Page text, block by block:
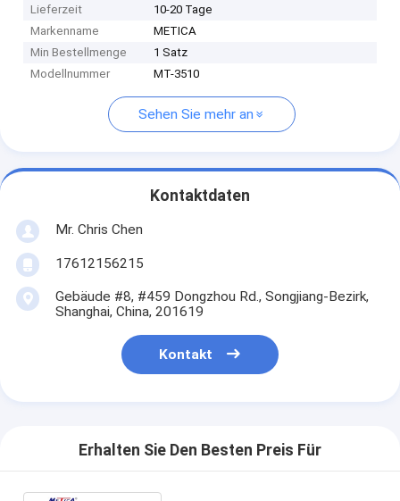
Lieferzeit
10-20 Tage
Markenname
METICA
Min Bestellmenge
1 Satz
Modellnummer
MT-3510
Sehen Sie mehr an
Kontaktdaten
Mr. Chris Chen
17612156215
Gebäude #8, #459 Dongzhou Rd., Songjiang-Bezirk,
Shanghai, China, 201619
Kontakt
Erhalten Sie Den Besten Preis Für